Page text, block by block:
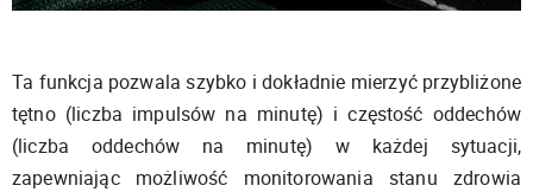
Ta funkcja pozwala szybko i dokładnie mierzyć przybliżone
tętno (liczba impulsów na minutę) i częstość oddechów
(liczba oddechów na minutę) w każdej sytuacji,
zapewniając możliwość monitorowania stanu zdrowia